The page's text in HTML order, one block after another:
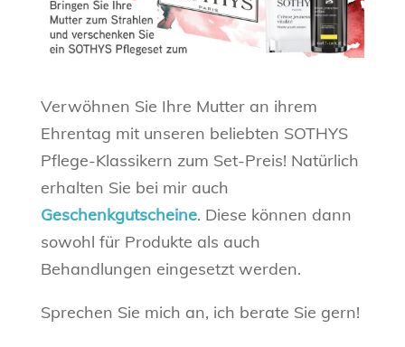
Verwöhnen Sie Ihre Mutter an ihrem
Ehrentag mit unseren beliebten SOTHYS
Pflege-Klassikern zum Set-Preis! Natürlich
erhalten Sie bei mir auch
Geschenkgutscheine. Diese können dann
sowohl für Produkte als auch
Behandlungen eingesetzt werden.
Sprechen Sie mich an, ich berate Sie gern!